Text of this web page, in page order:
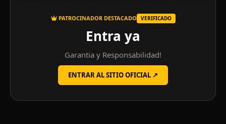
PATROCINADOR DESTACADO VERIFICADO
Entra ya
Garantia y Responsabilidad!
ENTRAR AL SITIO OFICIAL ↗